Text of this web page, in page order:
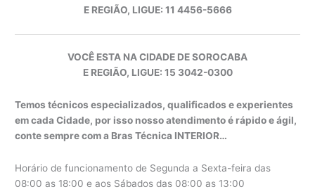
E REGIÃO, LIGUE: 11 4456-5666
VOCÊ ESTA NA CIDADE DE SOROCABA
E REGIÃO, LIGUE: 15 3042-0300
Temos técnicos especializados, qualificados e experientes
em cada Cidade, por isso nosso atendimento é rápido e ágil,
conte sempre com a Bras Técnica INTERIOR…
Horário de funcionamento de Segunda a Sexta-feira das
08:00 as 18:00 e aos Sábados das 08:00 as 13:00